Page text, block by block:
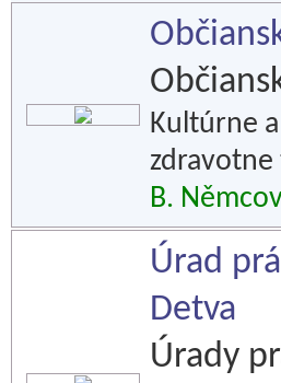
Kultúrne
B.
Úrad
Detva
Úrady